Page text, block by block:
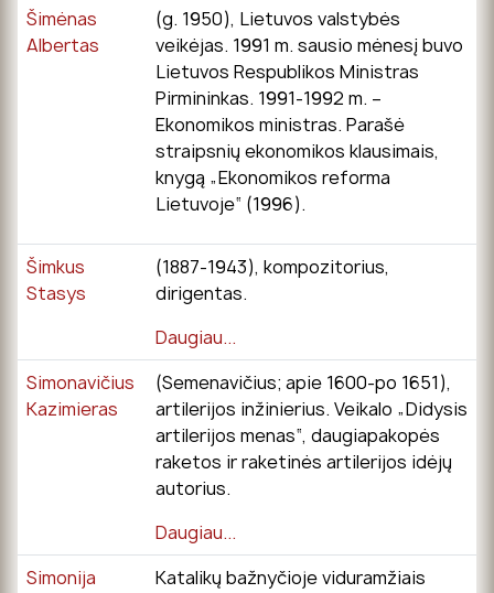
Šimėnas
Albertas
(g. 1950), Lietuvos valstybės
veikėjas. 1991 m. sausio mėnesį buvo
Lietuvos Respublikos Ministras
Pirmininkas. 1991-1992 m. –
Ekonomikos ministras. Parašė
straipsnių ekonomikos klausimais,
knygą „Ekonomikos reforma
Lietuvoje“ (1996).
Šimkus
Stasys
(1887-1943), kompozitorius,
dirigentas.
Daugiau...
Simonavičius
Kazimieras
(Semenavičius; apie 1600-po 1651),
artilerijos inžinierius. Veikalo „Didysis
artilerijos menas“, daugiapakopės
raketos ir raketinės artilerijos idėjų
autorius.
Daugiau...
Simonija
Katalikų bažnyčioje viduramžiais